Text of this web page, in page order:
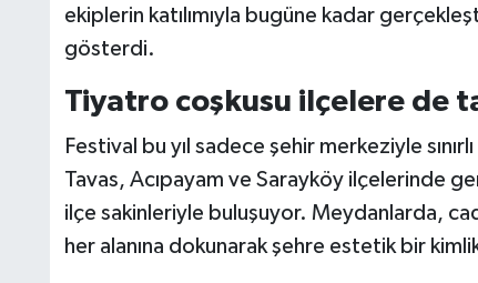
ekiplerin katılımıyla bugüne kadar
gösterdi.
Tiyatro coşkusu ilçelere de
Festival bu yıl sadece şehir merkeziyle
Tavas, Acıpayam ve Sarayköy ilçelerinde
ilçe sakinleriyle buluşuyor. Meydanlarda,
her alanına dokunarak şehre estetik bir